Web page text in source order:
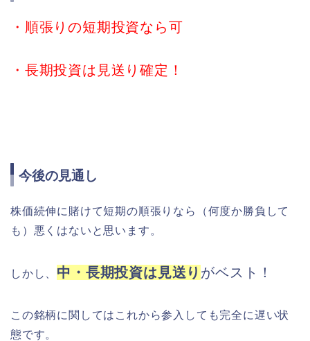
・順張りの短期投資なら可
・長期投資は見送り確定！
今後の見通し
株価続伸に賭けて短期の順張りなら（何度か勝負して
も）悪くはないと思います。
しかし、 中・長期投資は見送り がベスト！
この銘柄に関してはこれから参入しても完全に遅い状
態です。